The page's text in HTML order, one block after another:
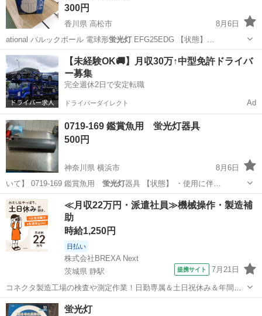
300円
香川県 高松市
8月6日
ational パルックボール 電球形蛍光灯 EFG25EDG 【状態】…
香川 高松市 照明器具 電球形蛍光灯
【未経験OK🚚】月収30万↑中型免許ドライバ
ー募集
完全週休2日で安定転職
ドライバーダイレクト Ad
0719-169 鑑賞魚用 蛍光灯器具
500円
神奈川県 横浜市
8月6日
いて】 0719-169 鑑賞魚用 蛍光灯 器具 【状態】 ・使用に伴…
神奈川 横浜市 その他 蛍光灯
≪月収22万円・派遣社員≫機械操作・製造補
助
時給1,250円
日払い
株式会社BREXA Next
茨城県 静駅
提携サイト 7月21日
コネクタ製造工場の検査や測定作業！日勤専属＆土日祝休み＆年間休
日128日★クリーンルーム内作業★マイカー通勤OK＆無料駐車場あり
★就業先食堂利用可！日払い制度あり！《茨城県常陸大宮市》 人気の
茨城 常陸大宮市
蛍光灯